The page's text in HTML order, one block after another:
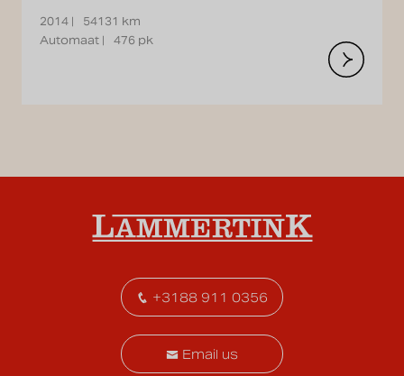
2014 |
54131 km
Automaat |
476 pk
+3188 911 0356
Email us